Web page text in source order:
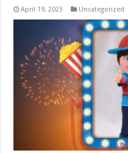
April 19, 2023 Uncategorized